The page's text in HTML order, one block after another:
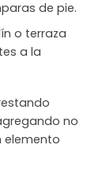
de pie.
o terraza
a la
no
elemento